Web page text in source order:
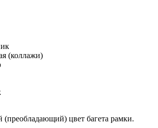
(коллажи)
(преобладающий) цвет багета рамки.